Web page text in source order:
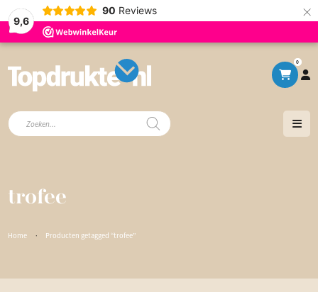
9,6
90 Reviews ×
0
Producten
zoeken
trofee
Home · Producten getagged “trofee”